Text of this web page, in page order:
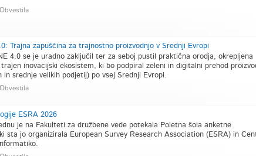
Trajna zapuščina za trajnostno proizvodnjo v Srednji Evropi
4.0 se je uradno zaključil ter za seboj pustil praktična orodja, okrepljena
inovacijski ekosistem, ki bo podpiral zeleni in digitalni prehod
in srednje velikih podjetij) po vsej Srednji Evropi.
ESRA 2026
je na Fakulteti za družbene vede potekala Poletna šola anketne
sta jo organizirala European Survey Research Association (ESRA) in